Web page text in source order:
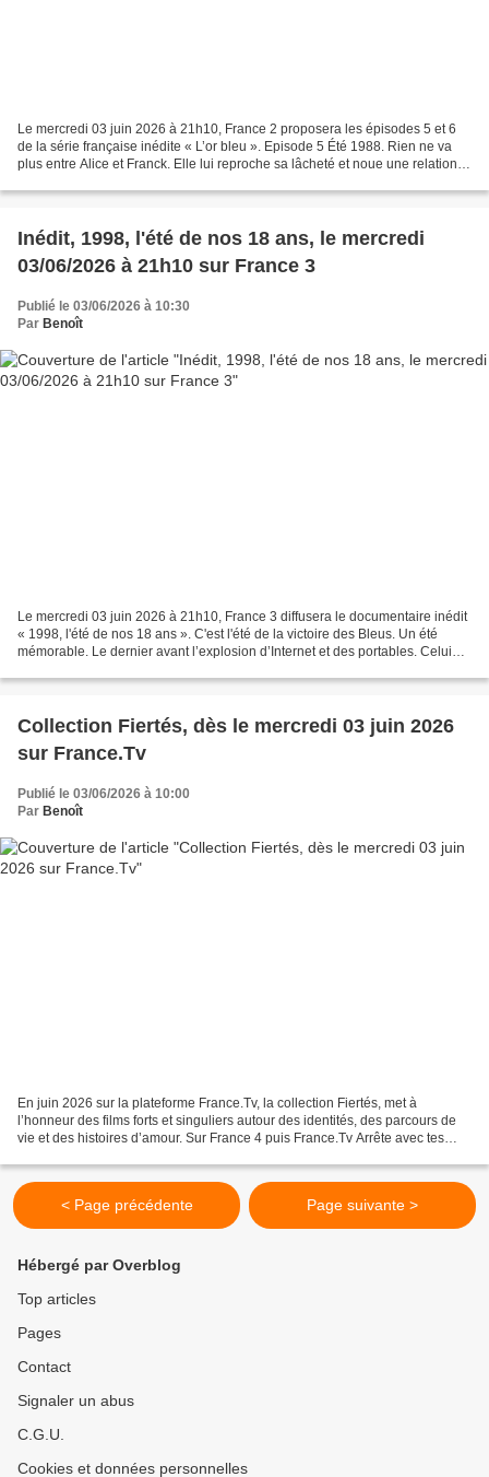
Le mercredi 03 juin 2026 à 21h10, France 2 proposera les épisodes 5 et 6
de la série française inédite « L’or bleu ». Episode 5 Été 1988. Rien ne va
plus entre Alice et Franck. Elle lui reproche sa lâcheté et noue une relation
Inédit, 1998, l'été de nos 18 ans, le mercredi
03/06/2026 à 21h10 sur France 3
Publié le 03/06/2026 à 10:30
Par Benoît
Le mercredi 03 juin 2026 à 21h10, France 3 diffusera le documentaire inédit
« 1998, l'été de nos 18 ans ». C'est l'été de la victoire des Bleus. Un été
mémorable. Le dernier avant l’explosion d’Internet et des portables. Celui
Collection Fiertés, dès le mercredi 03 juin 2026
sur France.Tv
Publié le 03/06/2026 à 10:00
Par Benoît
En juin 2026 sur la plateforme France.Tv, la collection Fiertés, met à
l’honneur des films forts et singuliers autour des identités, des parcours de
vie et des histoires d’amour. Sur France 4 puis France.Tv Arrête avec tes
< Page précédente Page suivante >
Hébergé par Overblog
Top articles
Pages
Contact
Signaler un abus
C.G.U.
Cookies et données personnelles